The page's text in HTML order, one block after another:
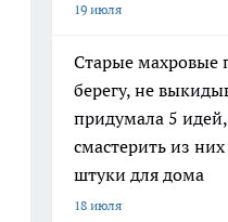
19 июля
Старые махровые
берегу, не
придумала 5
смастерить из
штуки для дома
18 июля